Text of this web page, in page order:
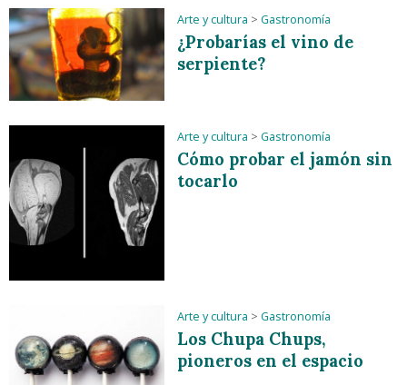
Arte y cultura > Gastronomía
¿Probarías el vino de
serpiente?
Arte y cultura > Gastronomía
Cómo probar el jamón sin
tocarlo
Arte y cultura > Gastronomía
Los Chupa Chups,
pioneros en el espacio